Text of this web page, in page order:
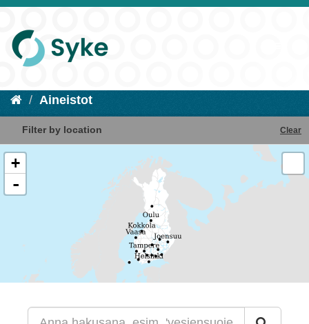
Aineistot
Filter by location Clear
+
-